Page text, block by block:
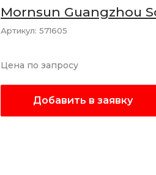
Mornsun Guangzhou
Co., Ltd
Артикул: 571605
Цена по запросу
Добавить в заявку